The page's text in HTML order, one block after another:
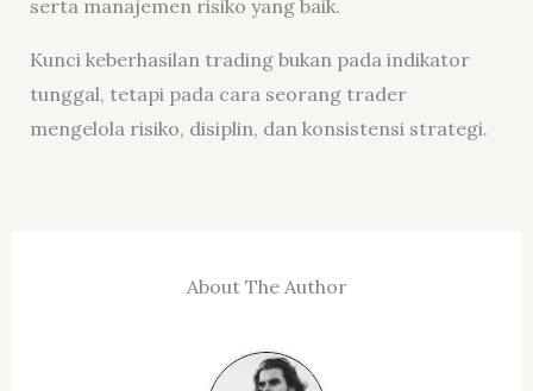
serta manajemen risiko yang baik.
Kunci keberhasilan trading bukan pada indikator
tunggal, tetapi pada cara seorang trader
mengelola risiko, disiplin, dan konsistensi strategi.
About The Author